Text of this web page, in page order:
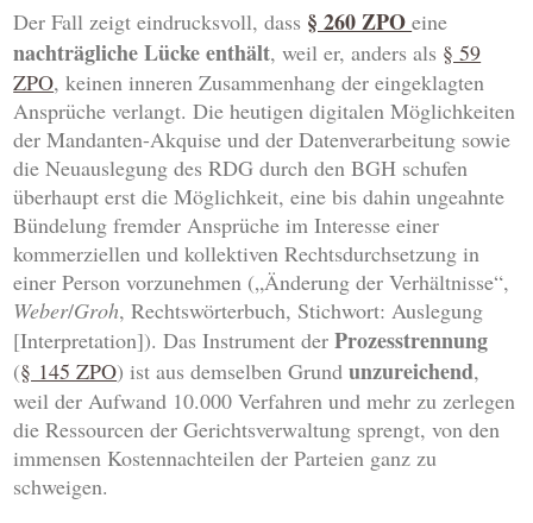
Der Fall zeigt eindrucksvoll, dass § 260 ZPOeine
nachträgliche Lücke enthält, weil er, anders als § 59
ZPO, keinen inneren Zusammenhang der eingeklagten
Ansprüche verlangt. Die heutigen digitalen Möglichkeiten
der Mandanten-Akquise und der Datenverarbeitung sowie
die Neuauslegung des RDG durch den BGH schufen
überhaupt erst die Möglichkeit, eine bis dahin ungeahnte
Bündelung fremder Ansprüche im Interesse einer
kommerziellen und kollektiven Rechtsdurchsetzung in
einer Person vorzunehmen („Änderung der Verhältnisse“,
Weber/Groh, Rechtswörterbuch, Stichwort: Auslegung
[Interpretation]). Das Instrument derProzesstrennung
(§ 145 ZPO) ist aus demselben Grundunzureichend,
weil der Aufwand 10.000 Verfahren und mehr zu zerlegen
die Ressourcen der Gerichtsverwaltung sprengt, von den
immensen Kostennachteilen der Parteien ganz zu
schweigen.